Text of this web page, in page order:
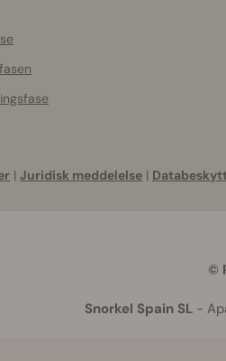
| Juridisk meddelelse |
©
Snorkel Spain SL -